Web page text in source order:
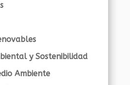
y Sostenibilidad
Ambiente